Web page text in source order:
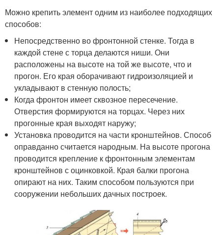
Можно крепить элемент одним из наиболее подходящих
способов:
Непосредственно во фронтонной стенке. Тогда в
каждой стене с торца делаются ниши. Они
расположены на высоте на той же высоте, что и
прогон. Его края оборачивают гидроизоляцией и
укладывают в стенную полость;
Когда фронтон имеет сквозное пересечение.
Отверстия формируются на торцах. Через них
прогонные края выходят наружу;
Установка проводится на части кронштейнов. Способ
оправданно считается народным. На высоте прогона
проводится крепление к фронтонным элементам
кронштейнов с оцинковкой. Края балки прогона
опирают на них. Таким способом пользуются при
сооружении небольших дачных построек.